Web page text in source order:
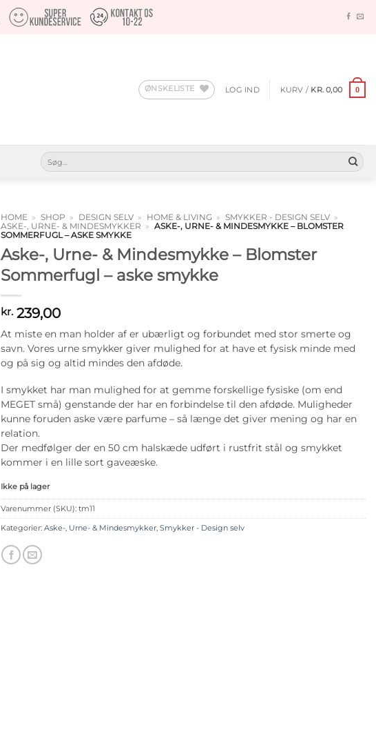
ØNSKELISTE LOG IND KURV / KR.0,00 0
Søg
efter:
HOME » SHOP » DESIGN SELV » HOME & LIVING » SMYKKER - DESIGN SELV »
ASKE-, URNE- & MINDESMYKKER » ASKE-, URNE- & MINDESMYKKE – BLOMSTER
SOMMERFUGL – ASKE SMYKKE
Aske-, Urne- & Mindesmykke – Blomster
Sommerfugl – aske smykke
kr. 239,00
At miste en man holder af er ubærligt og forbundet med stor smerte og
savn. Vores urne smykker giver mulighed for at have et fysisk minde med
og på sig og altid mindes den afdøde.
I smykket har man mulighed for at gemme forskellige fysiske (om end
MEGET små) genstande der har en forbindelse til den afdøde. Muligheder
kunne foruden aske være parfume – så længe det giver mening og har en
relation.
Der medfølger der en 50 cm halskæde udført i rustfrit stål og smykket
kommer i en lille sort gaveæske.
Ikke på lager
Varenummer (SKU): tm11
Kategorier: Aske-, Urne- & Mindesmykker, Smykker - Design selv